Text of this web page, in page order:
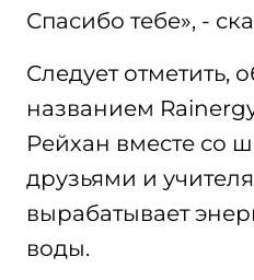
Спасибо тебе», -
Следует отметить,
названием
Рейхан вместе со
друзьями и
вырабатывает
воды.